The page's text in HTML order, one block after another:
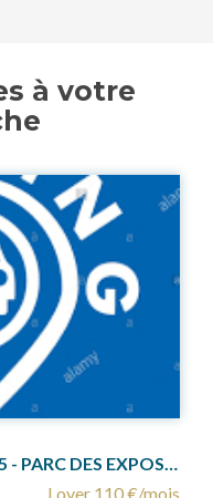
à votre
emplacement de